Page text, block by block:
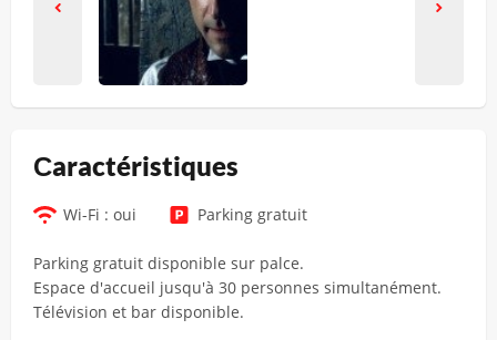
Сaractéristiques
Wi-Fi : oui Parking gratuit
Parking gratuit disponible sur palce.
Espace d'accueil jusqu'à 30 personnes simultanément.
Télévision et bar disponible.